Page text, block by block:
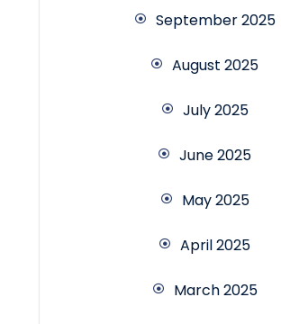
September 2025
August 2025
July 2025
June 2025
May 2025
April 2025
March 2025